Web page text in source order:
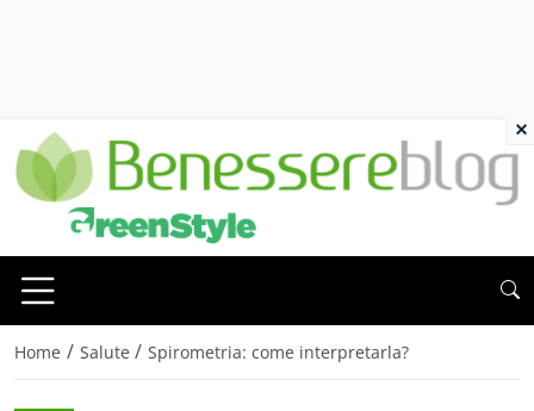
Home / Salute / Spirometria: come interpretarla?
×